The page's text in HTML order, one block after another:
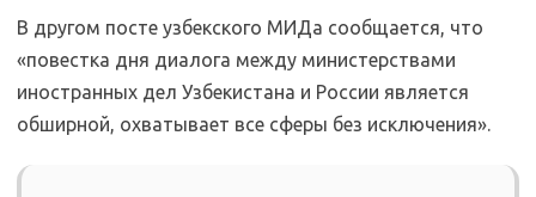
В другом посте узбекского МИДа сообщается, что
«повестка дня диалога между министерствами
иностранных дел Узбекистана и России является
обширной, охватывает все сферы без исключения».